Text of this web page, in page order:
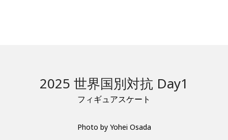
2025 世界国別対抗 Day1
フィギュアスケート
Photo by Yohei Osada